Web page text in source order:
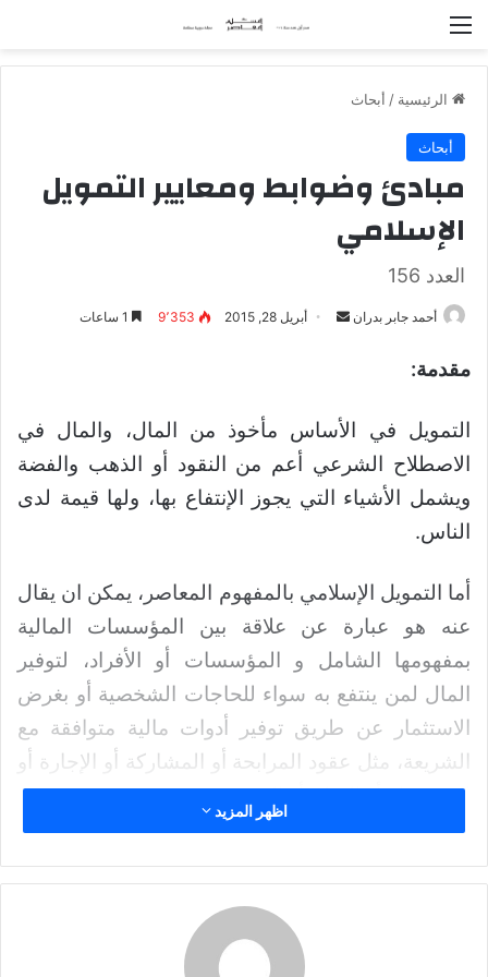
الرئيسية / أبحاث
أبحاث
مبادئ وضوابط ومعايير التمويل
الإسلامي
العدد 156
أحمد جابر بدران
ي
ك
ر
ي
ا
أبريل 28, 2015 9٬353
مقدمة:
التمويل في الأساس مأخوذ من المال، والمال في
الاصطلاح الشرعي أعم من النقود أو الذهب والفضة
ويشمل الأشياء التي يجوز الإنتفاع بها، ولها قيمة لدى
الناس.
أما التمويل الإسلامي بالمفهوم المعاصر، يمكن ان يقال
عنه هو عبارة عن علاقة بين المؤسسات المالية
بمفهومها الشامل و المؤسسات أو الأفراد، لتوفير
المال لمن ينتفع به سواء للحاجات الشخصية أو بغرض
الاستثمار عن طريق توفير أدوات مالية متوافقة مع
الشريعة، مثل عقود المرابحة أو المشاركة أو الإجارة أو
الاستصناع أو السلم أو القرض.
تواجه معظم الدول والمؤسسات والأفراد؛ فعدم وجود
التمويل لا يمكنِّهم من إقامة المشروعات التي تغير في
زيادة معدلات النمو للدول وزيادة الاستثمارات
اظهر المزيد